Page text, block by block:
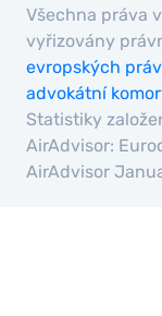
Všechna práva
vyřizovány
evropských
advokátní
Statistiky
AirAdvisor:
AirAdvisor